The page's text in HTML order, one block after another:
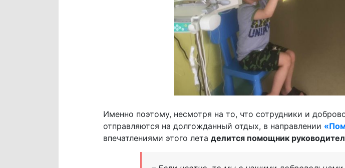
Именно поэтому, несмотря на то, что сотрудники и
отправляются на долгожданный отдых, в направлении
впечатлениями этого лета делится помощник